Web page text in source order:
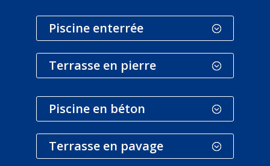
Piscine enterrée
Terrasse en pierre
Piscine en béton
Terrasse en pavage